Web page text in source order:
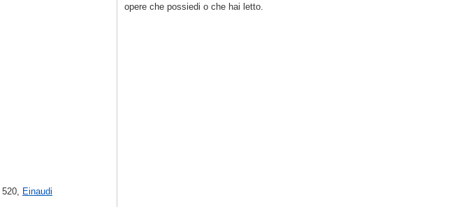
520, Einaudi
opere che possiedi o che hai letto.